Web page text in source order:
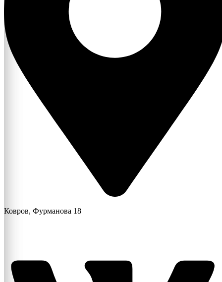
Ковров, Фурманова 18